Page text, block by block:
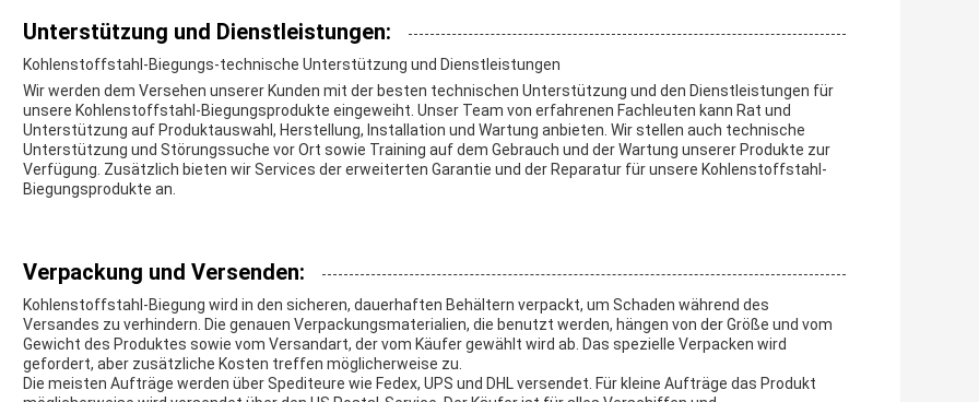
Unterstützung und Dienstleistungen:
Kohlenstoffstahl-Biegungs-technische Unterstützung und Dienstleistungen
Wir werden dem Versehen unserer Kunden mit der besten technischen Unterstützung und den Dienstleistungen für
unsere Kohlenstoffstahl-Biegungsprodukte eingeweiht. Unser Team von erfahrenen Fachleuten kann Rat und
Unterstützung auf Produktauswahl, Herstellung, Installation und Wartung anbieten. Wir stellen auch technische
Unterstützung und Störungssuche vor Ort sowie Training auf dem Gebrauch und der Wartung unserer Produkte zur
Verfügung. Zusätzlich bieten wir Services der erweiterten Garantie und der Reparatur für unsere Kohlenstoffstahl-
Biegungsprodukte an.
Verpackung und Versenden:
Kohlenstoffstahl-Biegung wird in den sicheren, dauerhaften Behältern verpackt, um Schaden während des
Versandes zu verhindern. Die genauen Verpackungsmaterialien, die benutzt werden, hängen von der Größe und vom
Gewicht des Produktes sowie vom Versandart, der vom Käufer gewählt wird ab. Das spezielle Verpacken wird
gefordert, aber zusätzliche Kosten treffen möglicherweise zu.
Die meisten Aufträge werden über Spediteure wie Fedex, UPS und DHL versendet. Für kleine Aufträge das Produkt